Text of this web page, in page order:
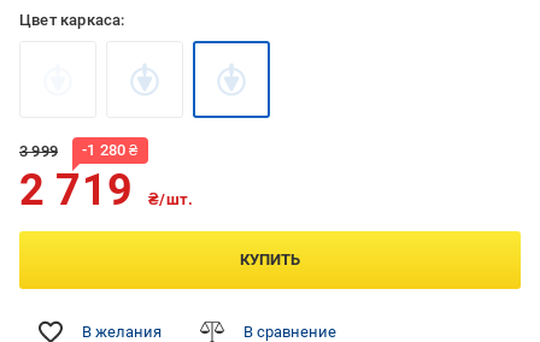
Цвет каркаса:
3 999 -1 280 ₴
2 719 ₴/шт.
КУПИТЬ
В желания В сравнение